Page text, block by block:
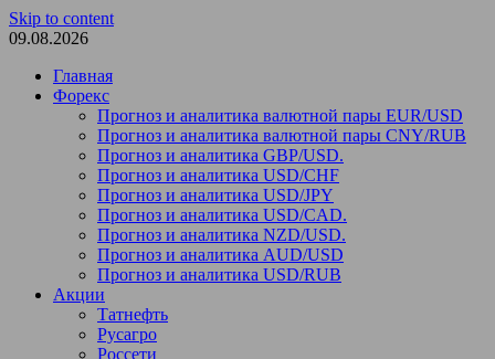
Skip to content
09.08.2026
Главная
Форекс
Прогноз и аналитика валютной пары EUR/USD
Прогноз и аналитика валютной пары CNY/RUB
Прогноз и аналитика GBP/USD.
Прогноз и аналитика USD/CHF
Прогноз и аналитика USD/JPY
Прогноз и аналитика USD/CAD.
Прогноз и аналитика NZD/USD.
Прогноз и аналитика AUD/USD
Прогноз и аналитика USD/RUB
Акции
Татнефть
Русагро
Россети